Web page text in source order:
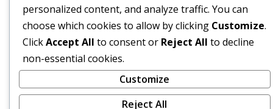
personalized content, and analyze traffic. You can
choose which cookies to allow by clicking Customize.
ClickAccept All to consent or Reject All to decline
non-essential cookies.
Customize
Reject All